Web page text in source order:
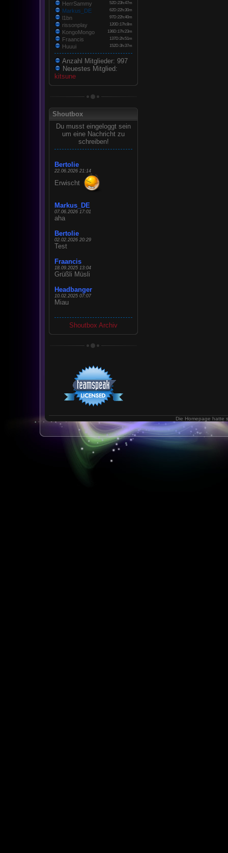
HerrSammy 52D:23h:47m
Markus_DE 62D:22h:30m
l1bn 97D:22h:40m
rissonplay 120D:17h:8m
KongoMongo 136D:17h:23m
Fraancis 137D:2h:51m
Huuui 152D:3h:37m
Anzahl Mitglieder: 997
Neuestes Mitglied:
kitsune
Shoutbox
Du musst eingeloggt sein
um eine Nachricht zu
schreiben!
Bertolie
22.06.2026 21:14
Erwischt
Markus_DE
07.06.2026 17:01
aha
Bertolie
02.02.2026 20:29
Test
Fraancis
18.09.2025 13:04
Grüßli Müsli
Headbanger
10.02.2025 07:07
Miau
Shoutbox Archiv
Die Homepage hatte